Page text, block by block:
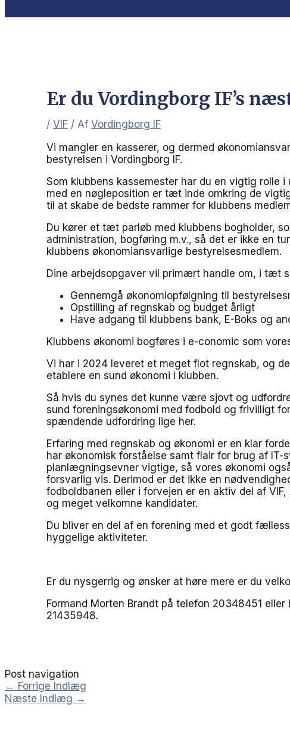
Er du Vordingborg IF’s
/ VIF / Af Vordingborg IF
Vi mangler en kasserer, og dermed
bestyrelsen i Vordingborg IF.
Som klubbens kassemester har du en vigtig rolle
med en nøgleposition er tæt inde omkring de
til at skabe de bedste rammer for klubbens
Du kører et tæt parløb med klubbens bogholder,
administration, bogføring m.v., så det er ikke en
klubbens økonomiansvarlige bestyrelsesmedlem.
Dine arbejdsopgaver vil primært handle om, i tæt
Gennemgå økonomiopfølgning til
Opstilling af regnskab og budget årligt
Have adgang til klubbens bank, E-Boks og
Klubbens økonomi bogføres i e-conomic som
Vi har i 2024 leveret et meget flot regnskab, og
etablere en sund økonomi i klubben.
Så hvis du synes det kunne være sjovt og
sund foreningsøkonomi med fodbold og frivilligt
spændende udfordring lige her.
Erfaring med regnskab og økonomi er en klar
har økonomisk forståelse samt flair for brug af IT-
planlægningsevner vigtige, så vores økonomi
forsvarlig vis. Derimod er det ikke en
fodboldbanen eller i forvejen er en aktiv del af
og meget velkomne kandidater.
Du bliver en del af en forening med et godt
hyggelige aktiviteter.
Er du nysgerrig og ønsker at høre mere er du
Formand Morten Brandt på telefon 20348451
21435948.
Post navigation
← Forrige Indlæg
Næste Indlæg →